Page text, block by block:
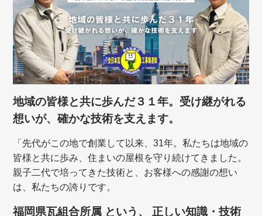
地域の皆様と共に歩んだ３１年。受け継がれる
想いが、確かな技術を支えます。
「先代がこの地で創業して以来、31年。私たちは地域の
皆様と共に歩み、住まいの屋根を守り続けてきました。
親子二代で培ってきた技術と、お客様への感謝の想い
は、私たちの誇りです。
福岡県瓦組合所属 という、 正しい知識・技術